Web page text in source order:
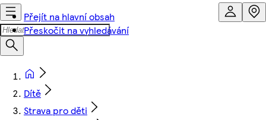
Přejít na hlavní obsah
Přeskočit na vyhledávání
Dítě
Strava pro děti